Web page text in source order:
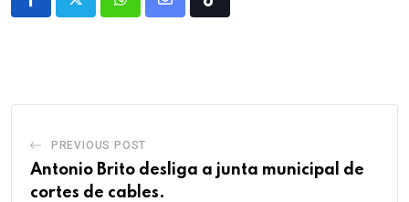
PREVIOUS POST
Antonio Brito desliga a junta municipal de
cortes de cables.